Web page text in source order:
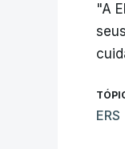
"A
ERS